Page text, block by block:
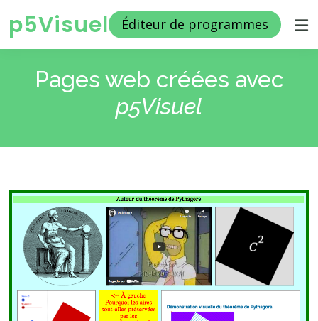
p5Visuel Éditeur de programmes
Pages web créées avec
p5Visuel